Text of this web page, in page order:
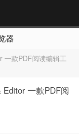
器插件推荐网站，
一款PDF阅读编辑工
Editor 一款PDF阅